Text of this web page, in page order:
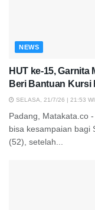
NEWS
HUT ke-15,
Beri Bantuan Kursi
SELASA, 21/7/26 | 21:53
Padang, Matakata.co
bisa kesampaian bagi
(52), setelah...